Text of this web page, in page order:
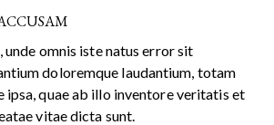
unde omnis iste natus error sit
doloremque laudantium, totam
ipsa, quae ab illo inventore veritatis et
vitae dicta sunt.